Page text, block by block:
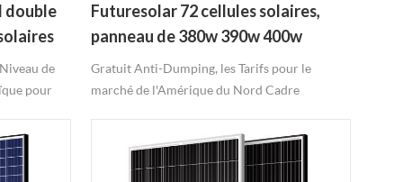
double
de
pour
à la
choix
Futuresolar 72 cellules solaires,
panneau de 380w 390w 400w
Gratuit Anti-Dumping, les Tarifs pour le
marché de l'Amérique du Nord Cadre
sortie la plus élevée 400W